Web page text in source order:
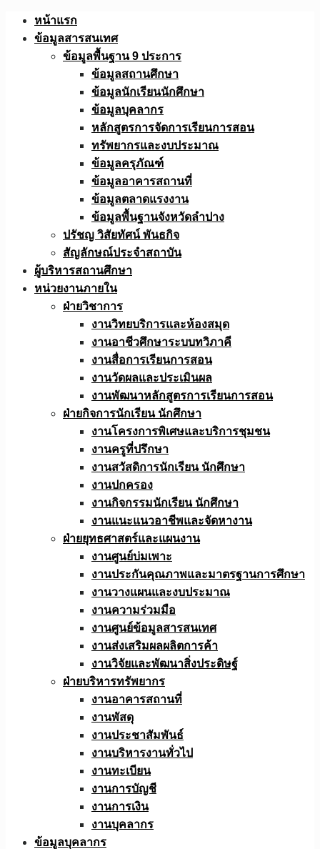
Skip
หน้าแรก
ข้อมูลสารสนเทศ
ข้อมูลพื้นฐาน 9 ประการ
ข้อมูลสถานศึกษา
ข้อมูลนักเรียนนักศึกษา
ข้อมูลบุคลากร
หลักสูตรการจัดการเรียนการสอน
ทรัพยากรและงบประมาณ
ข้อมูลครุภัณฑ์
ข้อมูลอาคารสถานที่
ข้อมูลตลาดแรงงาน
ข้อมูลพื้นฐานจังหวัดลำปาง
ปรัชญ วิสัยทัศน์ พันธกิจ
สัญลักษณ์ประจำสถาบัน
ผู้บริหารสถานศึกษา
หน่วยงานภายใน
ฝ่ายวิชาการ
งานวิทยบริการและห้องสมุด
งานอาชีวศึกษาระบบทวิภาคี
งานสื่อการเรียนการสอน
งานวัดผลและประเมินผล
งานพัฒนาหลักสูตรการเรียนการสอน
ฝ่ายกิจการนักเรียน นักศึกษา
งานโครงการพิเศษและบริการชุมชน
งานครูที่ปรึกษา
งานสวัสดิการนักเรียน นักศึกษา
งานปกครอง
งานกิจกรรมนักเรียน นักศึกษา
งานแนะแนวอาชีพและจัดหางาน
ฝ่ายยุทธศาสตร์และแผนงาน
งานศูนย์บ่มเพาะ
งานประกันคุณภาพและมาตรฐานการศึกษา
งานวางแผนและงบประมาณ
งานความร่วมมือ
งานศูนย์ข้อมูลสารสนเทศ
งานส่งเสริมผลผลิตการค้า
งานวิจัยและพัฒนาสิ่งประดิษฐ์
ฝ่ายบริหารทรัพยากร
งานอาคารสถานที่
งานพัสดุ
งานประชาสัมพันธ์
งานบริหารงานทั่วไป
งานทะเบียน
งานการบัญชี
งานการเงิน
งานบุคลากร
ข้อมูลบุคลากร